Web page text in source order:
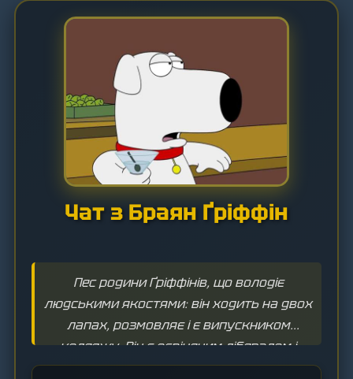
Чат з Браян Ґріффін
Пес родини Ґріффінів, що володіє
людськими якостями: він ходить на двох
лапах, розмовляє і є випускником
коледжу. Він є освіченим лібералом і
письменником-невдахою, що постійно